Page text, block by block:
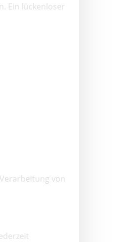
Ein lückenloser
von